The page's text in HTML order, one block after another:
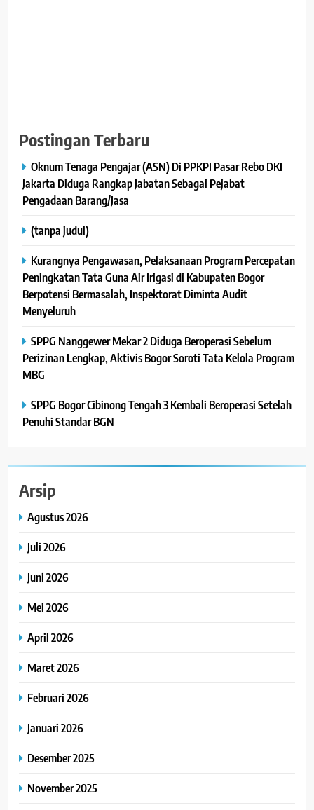
Postingan Terbaru
Oknum Tenaga Pengajar (ASN) Di PPKPI Pasar Rebo DKI
Jakarta Diduga Rangkap Jabatan Sebagai Pejabat
Pengadaan Barang/Jasa
(tanpa judul)
Kurangnya Pengawasan, Pelaksanaan Program Percepatan
Peningkatan Tata Guna Air Irigasi di Kabupaten Bogor
Berpotensi Bermasalah, Inspektorat Diminta Audit
Menyeluruh
SPPG Nanggewer Mekar 2 Diduga Beroperasi Sebelum
Perizinan Lengkap, Aktivis Bogor Soroti Tata Kelola Program
MBG
SPPG Bogor Cibinong Tengah 3 Kembali Beroperasi Setelah
Penuhi Standar BGN
Arsip
Agustus 2026
Juli 2026
Juni 2026
Mei 2026
April 2026
Maret 2026
Februari 2026
Januari 2026
Desember 2025
November 2025